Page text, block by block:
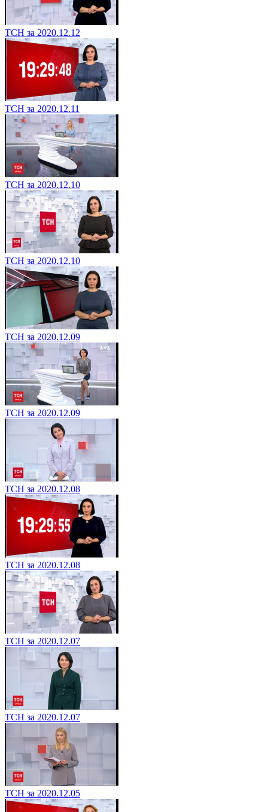
ТСН за 2020.12.12
ТСН за 2020.12.11
ТСН за 2020.12.10
ТСН за 2020.12.10
ТСН за 2020.12.09
ТСН за 2020.12.09
ТСН за 2020.12.08
ТСН за 2020.12.08
ТСН за 2020.12.07
ТСН за 2020.12.07
ТСН за 2020.12.05